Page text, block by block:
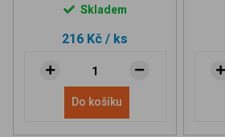
Skladem
216 Kč / ks
Do košíku